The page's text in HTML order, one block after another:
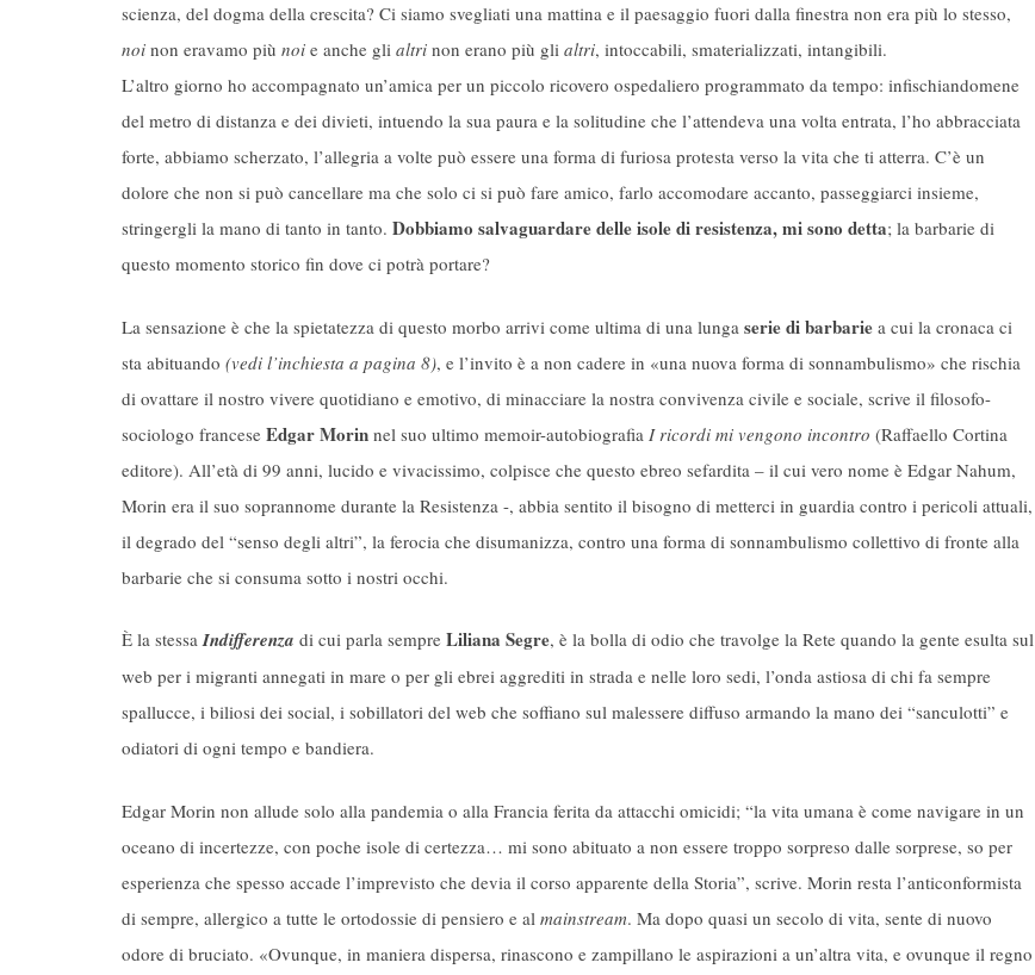
scienza, del dogma della crescita? Ci siamo svegliati una mattina e il paesaggio fuori dalla finestra non era più lo stesso,
noi non eravamo più noi e anche gli altri non erano più gli altri, intoccabili, smaterializzati, intangibili.
L’altro giorno ho accompagnato un’amica per un piccolo ricovero ospedaliero programmato da tempo: infischiandomene
del metro di distanza e dei divieti, intuendo la sua paura e la solitudine che l’attendeva una volta entrata, l’ho abbracciata
forte, abbiamo scherzato, l’allegria a volte può essere una forma di furiosa protesta verso la vita che ti atterra. C’è un
dolore che non si può cancellare ma che solo ci si può fare amico, farlo accomodare accanto, passeggiarci insieme,
stringergli la mano di tanto in tanto. Dobbiamo salvaguardare delle isole di resistenza, mi sono detta; la barbarie di
questo momento storico fin dove ci potrà portare?
La sensazione è che la spietatezza di questo morbo arrivi come ultima di una lunga serie di barbarie a cui la cronaca ci
sta abituando (vedi l’inchiesta a pagina 8), e l’invito è a non cadere in «una nuova forma di sonnambulismo» che rischia
di ovattare il nostro vivere quotidiano e emotivo, di minacciare la nostra convivenza civile e sociale, scrive il filosofo-
sociologo francese Edgar Morin nel suo ultimo memoir-autobiografia I ricordi mi vengono incontro (Raffaello Cortina
editore). All’età di 99 anni, lucido e vivacissimo, colpisce che questo ebreo sefardita – il cui vero nome è Edgar Nahum,
Morin era il suo soprannome durante la Resistenza -, abbia sentito il bisogno di metterci in guardia contro i pericoli attuali,
il degrado del “senso degli altri”, la ferocia che disumanizza, contro una forma di sonnambulismo collettivo di fronte alla
barbarie che si consuma sotto i nostri occhi.
È la stessaIndifferenza di cui parla sempre Liliana Segre, è la bolla di odio che travolge la Rete quando la gente esulta sul
web per i migranti annegati in mare o per gli ebrei aggrediti in strada e nelle loro sedi, l’onda astiosa di chi fa sempre
spallucce, i biliosi dei social, i sobillatori del web che soffiano sul malessere diffuso armando la mano dei “sanculotti” e
odiatori di ogni tempo e bandiera.
Edgar Morin non allude solo alla pandemia o alla Francia ferita da attacchi omicidi; “la vita umana è come navigare in un
oceano di incertezze, con poche isole di certezza… mi sono abituato a non essere troppo sorpreso dalle sorprese, so per
esperienza che spesso accade l’imprevisto che devia il corso apparente della Storia”, scrive. Morin resta l’anticonformista
di sempre, allergico a tutte le ortodossie di pensiero e al mainstream. Ma dopo quasi un secolo di vita, sente di nuovo
odore di bruciato. «Ovunque, in maniera dispersa, rinascono e zampillano le aspirazioni a un’altra vita, e ovunque il regno